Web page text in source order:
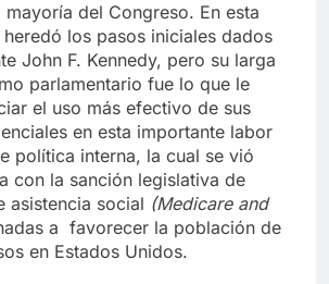
del Congreso. En esta
los pasos iniciales dados
John F. Kennedy, pero su larga
parlamentario fue lo que le
el uso más efectivo de sus
en esta importante labor
política interna, la cual se vió
con la sanción legislativa de
asistencia social (Medicare and
a favorecer la población de
en Estados Unidos.